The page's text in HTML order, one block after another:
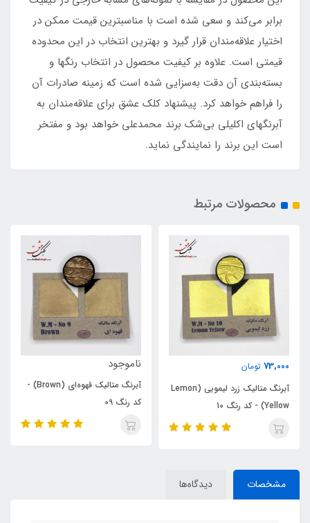
برابر می‌کند و سعی شده است با مناسبترین قیمت ممکن در
اختیار علاقه‌مندان قرار گیرد و بهترین انتخاب در این محدوده
قیمتی است. علاوه بر کیفیت محصول در انتخاب رنگها و
بسته‌بندی آن دقت به‌سزایی شده است که زمینه صادرات آن
را فراهم خواهد کرد. پیشنهاد کلک عشق برای علاقه‌مندان به
آبرنگهای اکلیلی بی‌شک برند محمدعلی خواهد بود و مفتخر
است این برند را نمایندگی نماید.
محصولات مرتبط
ناموجود
کد رنگ 09
73,000
کد رنگ 07
مشخصات دیدگاه‌ها